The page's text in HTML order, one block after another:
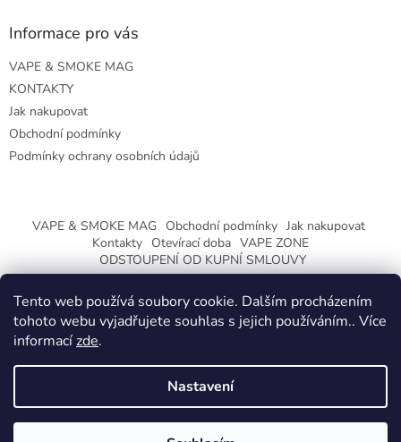
Tento web používá soubory cookie. Dalším procházením
tohoto webu vyjadřujete souhlas s jejich používáním.. Více
informacízde.
Nastavení
Informace pro vás
VAPE & SMOKE MAG
KONTAKTY
Jak nakupovat
Obchodní podmínky
Podmínky ochrany osobních údajů
VAPE & SMOKE MAG Obchodní podmínky Jak nakupovat
Kontakty Otevírací doba VAPE ZONE
ODSTOUPENÍ OD KUPNÍ SMLOUVY
Copyright 2026CeskaTrafika.eu. Všechna práva vyhrazena.